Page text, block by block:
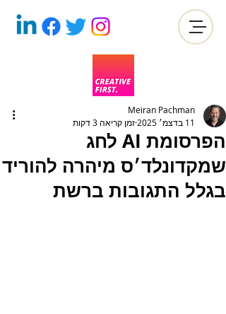
הפרסומת AI לחג
שמקדונלד׳ס מיהרה להוריד
בגלל התגובות ברשת
Meiran Pachman
11 בדצמ׳ 2025
זמן קריאה 3 דקות